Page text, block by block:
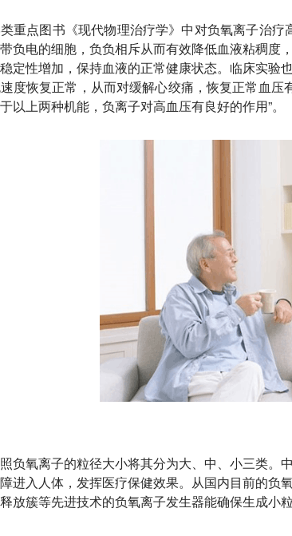
重点图书《现代物理治疗学》中对负氧离子治
负电的细胞，负负相斥从而有效降低血液粘稠度
定性增加，保持血液的正常健康状态。临床实验
度恢复正常，从而对缓解心绞痛，恢复正常血
以上两种机能，负离子对高血压有良好的作用”。
负氧离子的粒径大小将其分为大、中、小三类。
进入人体，发挥医疗保健效果。从国内目前的
放簇等先进技术的负氧离子发生器能确保生成小